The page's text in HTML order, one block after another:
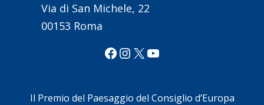
Via di San Michele, 22
00153 Roma
Facebook
Instagram
X YouTube
Il Premio del Paesaggio del Consiglio d’Europa